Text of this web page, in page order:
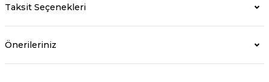
Taksit Seçenekleri
Önerileriniz